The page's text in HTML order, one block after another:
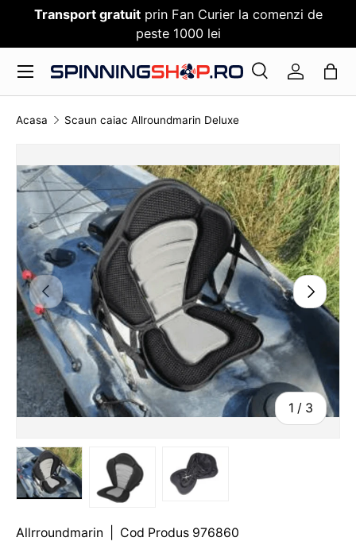
SARI PESTE CONTENT
Transport gratuitprin Fan Curier la comenzi de
peste 1000 lei
Cauta
CautaLog in
Meniu
Acasa Scaun caiac Allroundmarin Deluxe
TRANSLATION MISSING:
1 / 3
Allrroundmarin Cod Produs 976860